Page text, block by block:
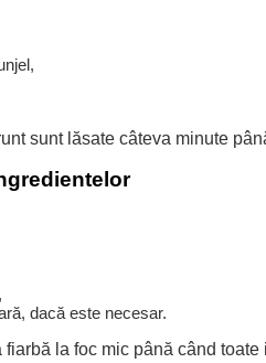
sunt lăsate câteva minute
dacă este necesar.
fiarbă la foc mic până când